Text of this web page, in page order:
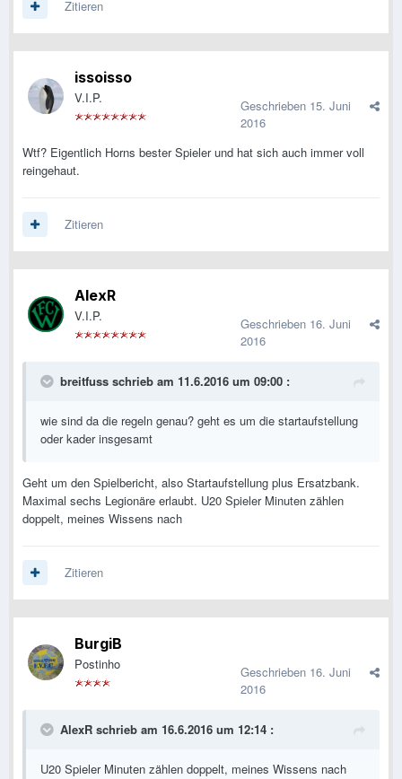
Zitieren
issoisso
V.I.P. Geschrieben 15. Juni
2016
Wtf? Eigentlich Horns bester Spieler und hat sich auch immer voll
reingehaut.
Zitieren
AlexR
V.I.P. Geschrieben 16. Juni
2016
breitfuss schrieb am 11.6.2016 um 09:00 :
wie sind da die regeln genau? geht es um die startaufstellung
oder kader insgesamt
Geht um den Spielbericht, also Startaufstellung plus Ersatzbank.
Maximal sechs Legionäre erlaubt. U20 Spieler Minuten zählen
doppelt, meines Wissens nach
Zitieren
BurgiB
Postinho Geschrieben 16. Juni
2016
AlexR schrieb am 16.6.2016 um 12:14 :
U20 Spieler Minuten zählen doppelt, meines Wissens nach